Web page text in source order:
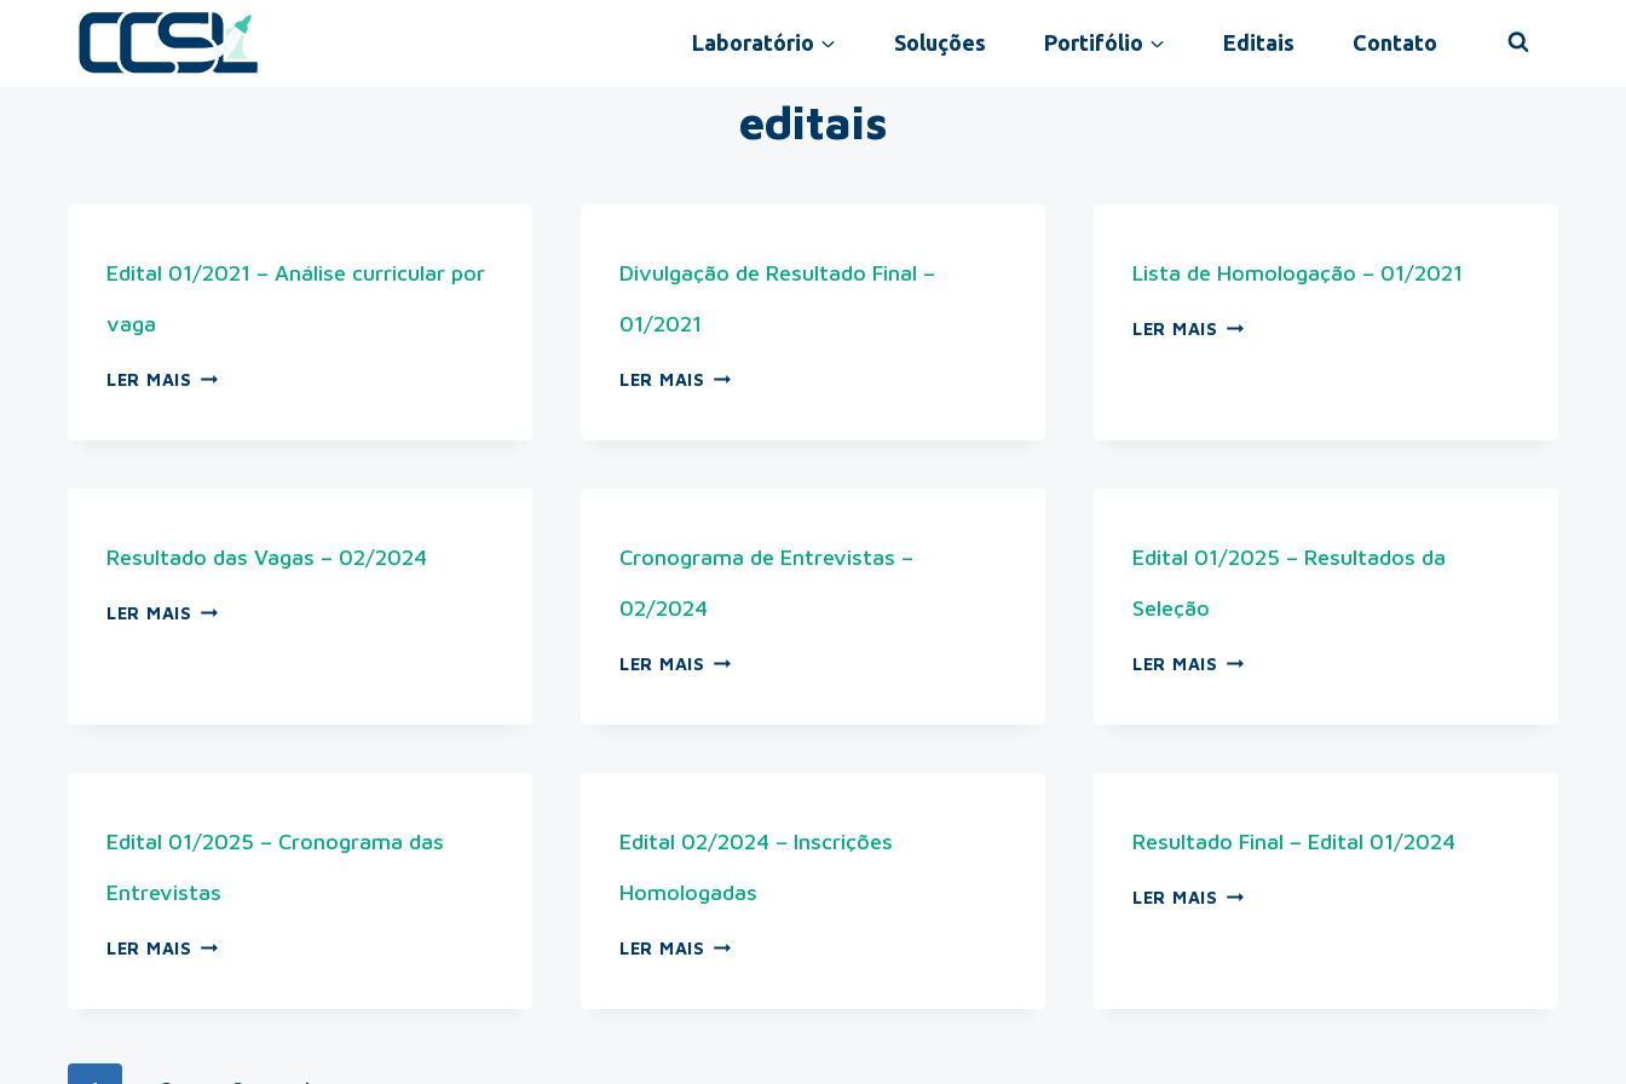
Laboratório Soluções Portifólio Editais Contato
editais
Edital 01/2021 – Análise curricular por
vaga
LER MAIS
Divulgação de Resultado Final –
01/2021
LER MAIS
Lista de Homologação – 01/2021
LER MAIS
Resultado das Vagas – 02/2024
LER MAIS
Cronograma de Entrevistas –
02/2024
LER MAIS
Edital 01/2025 – Resultados da
Seleção
LER MAIS
Edital 01/2025 – Cronograma das
Entrevistas
LER MAIS
Edital 02/2024 – Inscrições
Homologadas
LER MAIS
Resultado Final – Edital 01/2024
LER MAIS